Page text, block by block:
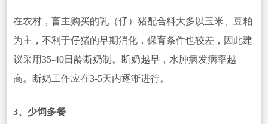
在农村，畜主购买的乳（仔）猪配合料大多以玉米、豆粕
为主，不利于仔猪的早期消化，保育条件也较差，因此建
议采用35-40日龄断奶制。断奶越早，水肿病发病率越
高。断奶工作应在3-5天内逐渐进行。
3、少饲多餐